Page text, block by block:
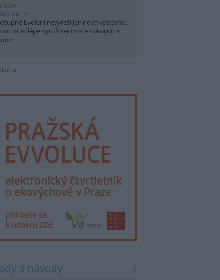
39
bydlení nevyřeší jen nová výstavba.
musí lépe využít renovace stávajících
a návody